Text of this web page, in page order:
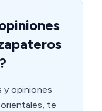
y opiniones
te